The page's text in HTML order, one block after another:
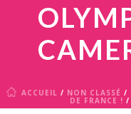
ACCUEIL / NON CLASSÉ /
DE FRANCE ! /